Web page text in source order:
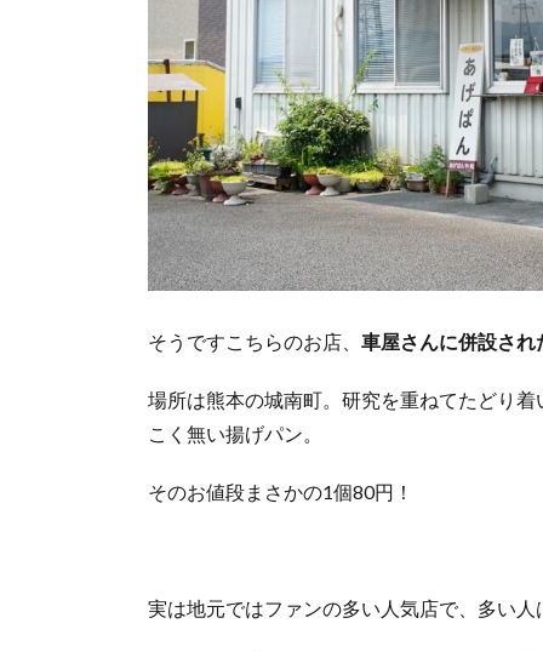
そうですこちらのお店、 車屋さんに併設さ
場所は熊本の城南町。研究を重ねてたどり
こく無い揚げパン。
そのお値段まさかの1個80円！
実は地元ではファンの多い人気店で、多い